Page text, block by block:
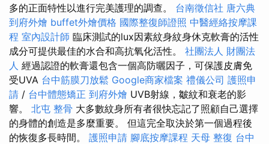
多的正面特性以進行完美護理的調查。 台南徵信社 唐六典
到府外燴 buffet外燴價格 國際整復師證照 中醫經絡按摩課
程 室內設計師 臨床測試的lux因素紋身紋身休克軟膏的活性
成分可提供最佳的水合和高抗氧化活性。 社團法人 財團法
人 經過認證的軟膏還包含一個高防曬因子，可保護皮膚免
受UVA 台中筋膜刀放鬆 Google商家檔案 禮儀公司 護照申
請 / 台中體態矯正 到府外燴 UVB射線，皺紋和衰老的影
響。 北屯 整骨 大多數紋身所有者很快忘記了照顧自己選擇
的身體的創造是多麼重要。 但這完全取決於第一個過程後
的恢復多長時間。 護照申請 腳底按摩課程 天母 整復 台中